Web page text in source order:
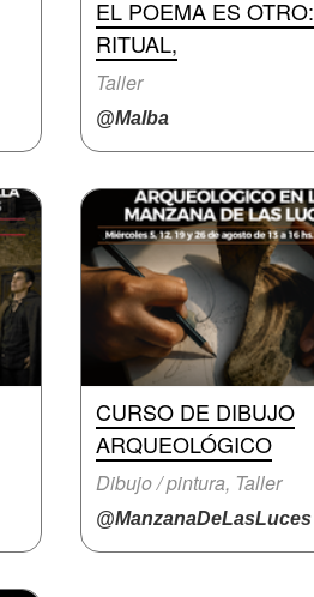
EL POEMA ES OTRO:
RITUAL,
Taller
@Malba
CURSO DE DIBUJO
ARQUEOLÓGICO
Dibujo / pintura, Taller
@ManzanaDeLasLuces